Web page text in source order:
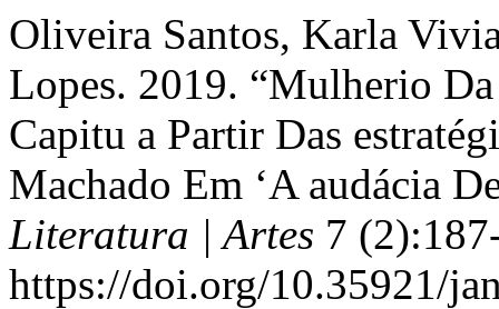
Oliveira Santos, Karla
Lopes. 2019. “Mulherio
Capitu a Partir Das
Machado Em ‘A audácia
Literatura | Artes 7
https://doi.org/10.35921/